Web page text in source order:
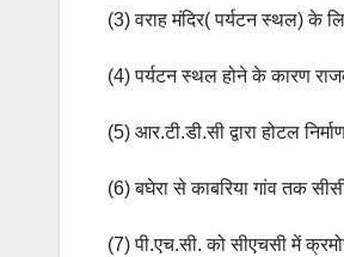
(3) वराह मंदिर( पर्यटन स्थल) के
(4) पर्यटन स्थल होने के कारण
(5) आर.टी.डी.सी द्वारा होटल
(6) बघेरा से काबरिया गांव तक
(7) पी.एच.सी. को सीएचसी में